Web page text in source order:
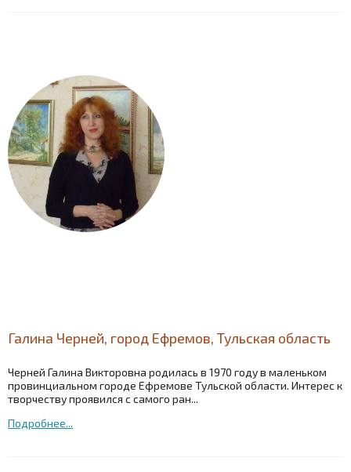
Галина Черней, город Ефремов, Тульская область
Черней Галина Викторовна родилась в 1970 году в маленьком
провинциальном городе Ефремове Тульской области. Интерес к
творчеству проявился с самого ран...
Подробнее...